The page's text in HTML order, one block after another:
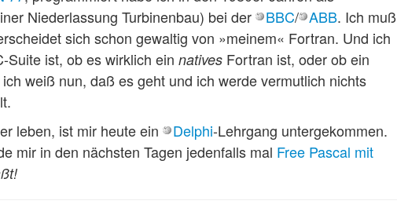
Niederlassung Turbinenbau) bei der
BBC/ ABB. Ich muß
sich schon gewaltig von »meinem« Fortran. Und ich
Suite ist, ob es wirklich ein natives Fortran ist, oder ob ein
weiß nun, daß es geht und ich werde vermutlich nichts
leben, ist mir heute ein
Delphi-Lehrgang untergekommen.
mir in den nächsten Tagen jedenfalls mal Free Pascal mit